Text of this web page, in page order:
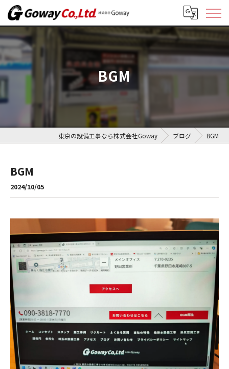
BGM
東京の設備工事なら株式会社Goway ブログ BGM
BGM
2024/10/05